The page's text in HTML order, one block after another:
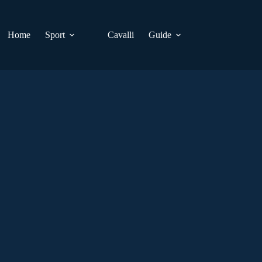
Home
Sport Cavalli Guide